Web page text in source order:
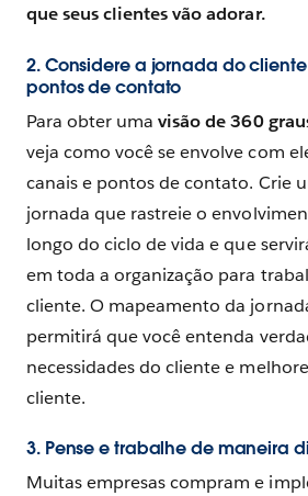
que seus clientes vão adorar.
2. Considere a jornada do
pontos de contato
Para obter umavisão de 360
veja como você se envolve com
canais e pontos de contato. Crie
jornada que rastreie o
longo do ciclo de vida e que
em toda a organização para
cliente. O mapeamento da
permitirá que você entenda
necessidades do cliente e
cliente.
3. Pense e trabalhe de maneira
Muitas empresas compram e